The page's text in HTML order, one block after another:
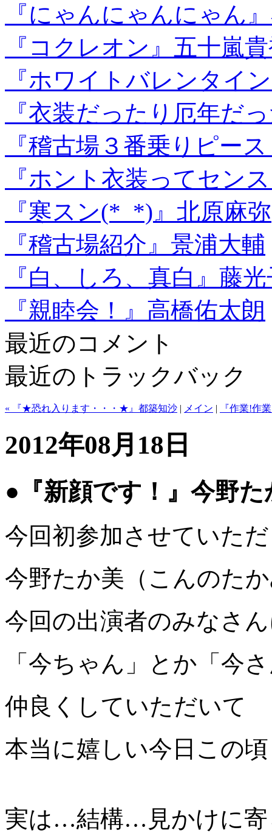
『にゃんにゃんにゃん
『コクレオン』五十嵐
『ホワイトバレンタイ
『衣装だったり厄年だ
『稽古場３番乗りピー
『ホント衣装ってセン
『寒スン(*_*)』北原麻弥
『稽古場紹介』景浦大輔
『白、しろ、真白』藤
『親睦会！』高橋佑太朗
最近のコメント
最近のトラックバック
« 『★恐れ入ります・・・★』都築知沙 | メイン | 『作業!作
2012年08月18日
●『新顔です！』今野た
今回初参加させていた
今野たか美（こんのた
今回の出演者のみなさ
「今ちゃん」とか「今
仲良くしていただいて
本当に嬉しい今日この
実は…結構…見かけに寄